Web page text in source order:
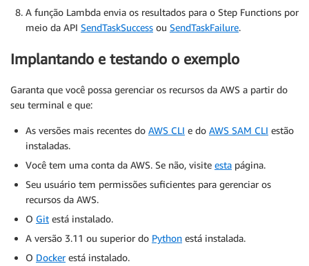
A função Lambda envia os resultados para o Step Functions por
meio da API SendTaskSuccess ou SendTaskFailure.
Implantando e testando o exemplo
Garanta que você possa gerenciar os recursos da AWS a partir do
seu terminal e que:
As versões mais recentes do AWS CLI e do AWS SAM CLI estão
instaladas.
Você tem uma conta da AWS. Se não, visite esta página.
Seu usuário tem permissões suficientes para gerenciar os
recursos da AWS.
O Git está instalado.
A versão 3.11 ou superior do Python está instalada.
O Dockerestá instalado.